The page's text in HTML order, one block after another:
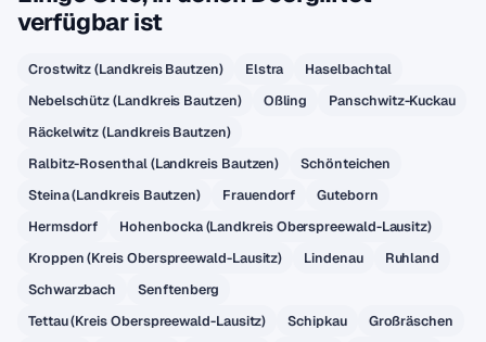
verfügbar ist
Crostwitz (Landkreis Bautzen) Elstra
Haselbachtal
Nebelschütz (Landkreis Bautzen)
Oßling
Panschwitz-Kuckau
Räckelwitz (Landkreis Bautzen)
Ralbitz-Rosenthal (Landkreis Bautzen)
Schönteichen
Steina (Landkreis Bautzen)
Frauendorf
Guteborn
Hermsdorf
Hohenbocka (Landkreis Oberspreewald-Lausitz)
Kroppen (Kreis Oberspreewald-Lausitz)
Lindenau
Ruhland
Schwarzbach
Senftenberg
Tettau (Kreis Oberspreewald-Lausitz)
Schipkau
Großräschen